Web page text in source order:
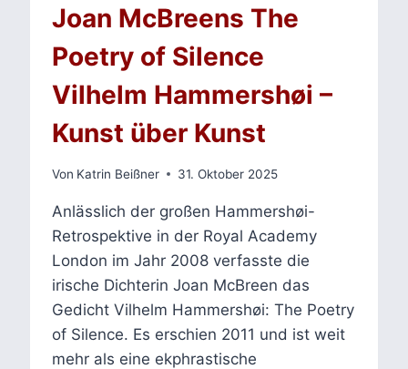
LITERARISCHE
REFLEXION
ÜBER
WAHRHEIT
UND
ÜBERLIEFERUNG
Joan McBreens The
Poetry of Silence
Vilhelm Hammershøi –
Kunst über Kunst
Von Katrin Beißner 31. Oktober 2025
Anlässlich der großen Hammershøi-
Retrospektive in der Royal Academy
London im Jahr 2008 verfasste die
irische Dichterin Joan McBreen das
Gedicht Vilhelm Hammershøi: The Poetry
of Silence. Es erschien 2011 und ist weit
mehr als eine ekphrastische